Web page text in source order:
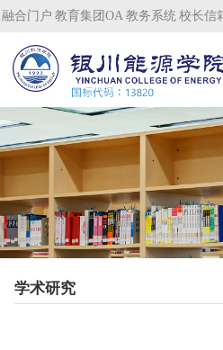
融合门户 教育集团OA 教务系统 校长信
学术研究